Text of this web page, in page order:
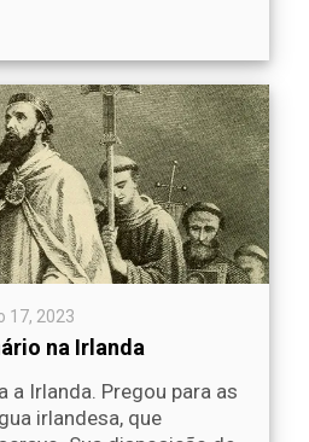
17, 2023
na Irlanda
a Irlanda. Pregou para as
irlandesa, que